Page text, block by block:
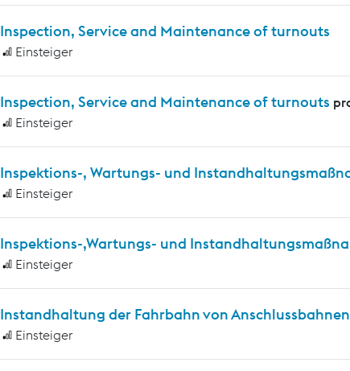
Inspection, Service and Maintenance of turnouts
Einsteiger
Inspection, Service and Maintenance of turnouts
Einsteiger
Inspektions-, Wartungs- und
Einsteiger
Inspektions-,Wartungs- und
Einsteiger
Instandhaltung der Fahrbahn von Anschlussbahnen
Einsteiger